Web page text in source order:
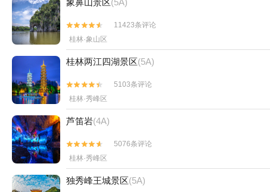
象鼻山景区(5A)


11423条评论
桂林·象山区
桂林两江四湖景区(5A)


5103条评论
桂林·秀峰区
芦笛岩(4A)


5076条评论
桂林·秀峰区
独秀峰王城景区(5A)